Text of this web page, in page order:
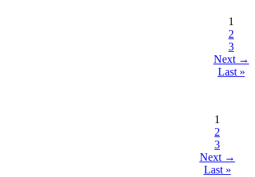
1
2
3
Next →
Last »
1
2
3
Next →
Last »